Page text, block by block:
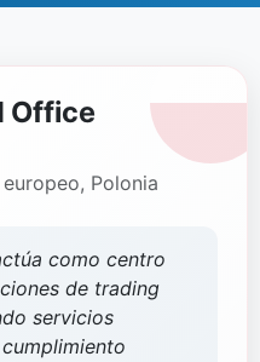
Office
Polonia
como centro
de trading
servicios